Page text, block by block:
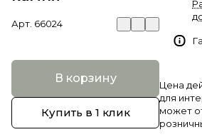
Арт. 66024
В корзину
Купить в 1 клик
Цена
для
может